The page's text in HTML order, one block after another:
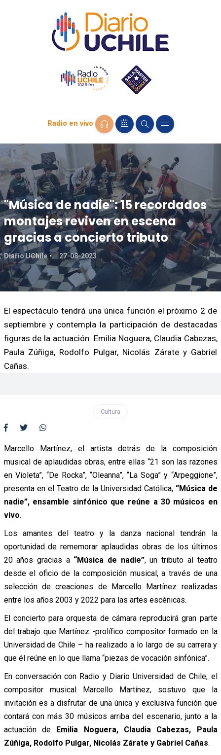
Radio en vivo
"Música de nadie": 15 recordados
montajes reviven en escena
gracias a concierto tributo
Diario UChile 27-08-2023
El espectáculo tendrá una única función el próximo 2 de
septiembre y contempla la participación de destacadas
figuras de la actuación: Emilia Noguera, Claudia Cabezas,
Paula Zúñiga, Rodolfo Pulgar, Nicolás Zárate y Gabriel
Cañas.
Cultura
Marcello Martínez, el artista detrás de la composición
musical de aplaudidas obras, entre ellas “21 son las razones
en Violeta”, “De Rocka”, “Oleanna”, “La Soga” y “Arpeggione”,
presenta en el Teatro de la Universidad Católica, “Música de
nadie”, ensamble sinfónico que reúne a 30 músicos en
vivo.
Los amantes del teatro y la danza nacional tendrán la
oportunidad de rememorar aplaudidas obras de los últimos
20 años gracias a “Música de nadie”,un tributo al teatro
desde el oficio de la composición musical, a través de una
selección de creaciones de Marcello Martínez realizadas
entre los años 2003 y 2022 para las artes escénicas.
El concierto para orquesta de cámara reproducirá gran parte
del trabajo que Martínez -prolífico compositor formado en la
Universidad de Chile – ha realizado a lo largo de su carrera y
que él reúne en lo que llama “piezas de vocación sinfónica”.
En conversación con Radio y Diario Universidad de Chile, el
compositor musical Marcello Martínez, sostuvo que la
invitación es a disfrutar de una única y exclusiva función que
contará con más 30 músicos arriba del escenario, junto a la
actuación de Emilia Noguera, Claudia Cabezas, Paula
Zúñiga, Rodolfo Pulgar, Nicolás Zárate y Gabriel Cañas.